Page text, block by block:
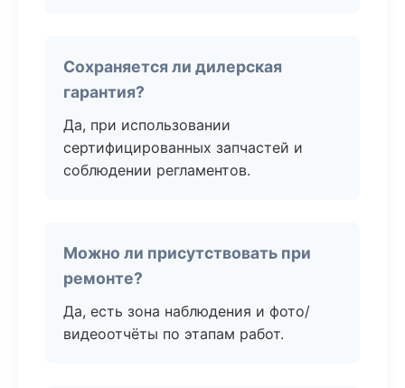
Сохраняется ли дилерская
гарантия?
Да, при использовании
сертифицированных запчастей и
соблюдении регламентов.
Можно ли присутствовать при
ремонте?
Да, есть зона наблюдения и фото/
видеоотчёты по этапам работ.